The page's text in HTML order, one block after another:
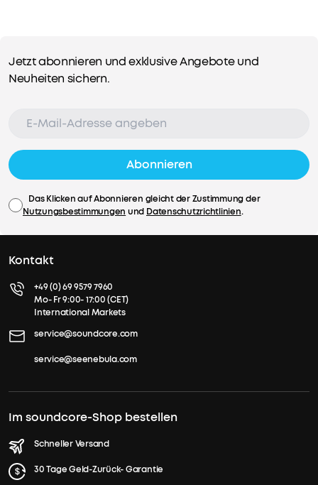
Jetzt abonnieren und exklusive Angebote und
Neuheiten sichern.
Abonnieren
Das Klicken auf Abonnieren gleicht der Zustimmung der
Nutzungsbestimmungen und Datenschutzrichtlinien.
Kontakt
+49 (0) 69 9579 7960
Mo- Fr 9:00- 17:00 (CET)
International Markets
service@soundcore.com
service@seenebula.com
Im soundcore-Shop bestellen
Schneller Versand
30 Tage Geld-Zurück- Garantie